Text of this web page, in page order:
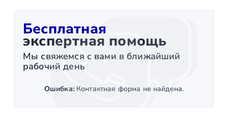
Бесплатная
экспертная помощь
Мы свяжемся с вами в ближайший
рабочий день
Ошибка:Контактная форма не найдена.